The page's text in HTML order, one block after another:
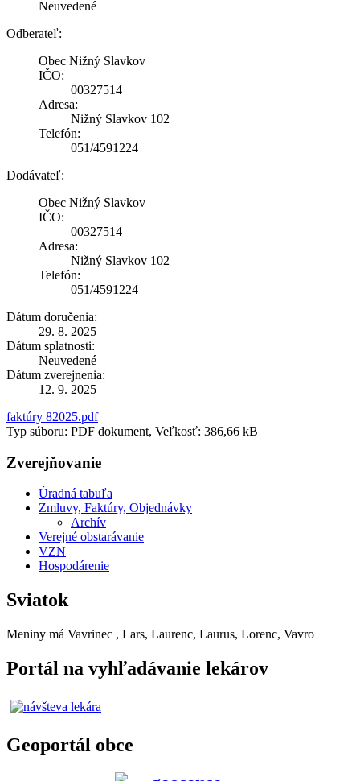
Neuvedené
Odberateľ:
Obec Nižný Slavkov
IČO:
00327514
Adresa:
Nižný Slavkov 102
Telefón:
051/4591224
Dodávateľ:
Obec Nižný Slavkov
IČO:
00327514
Adresa:
Nižný Slavkov 102
Telefón:
051/4591224
Dátum doručenia:
29. 8. 2025
Dátum splatnosti:
Neuvedené
Dátum zverejnenia:
12. 9. 2025
faktúry 82025.pdf
Typ súboru: PDF dokument, Veľkosť: 386,66 kB
Zverejňovanie
Úradná tabuľa
Zmluvy, Faktúry, Objednávky
Archív
Verejné obstarávanie
VZN
Hospodárenie
Sviatok
Meniny má Vavrinec , Lars, Laurenc, Laurus, Lorenc, Vavro
Portál na vyhľadávanie lekárov
Geoportál obce